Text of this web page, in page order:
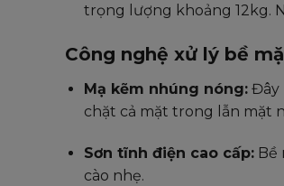
trọng lượng khoảng 12kg.
Công nghệ xử lý bề
Mạ kẽm nhúng nóng:Đây
chặt cả mặt trong lẫn mặt
Sơn tĩnh điện cao cấp:Bề
cào nhẹ.